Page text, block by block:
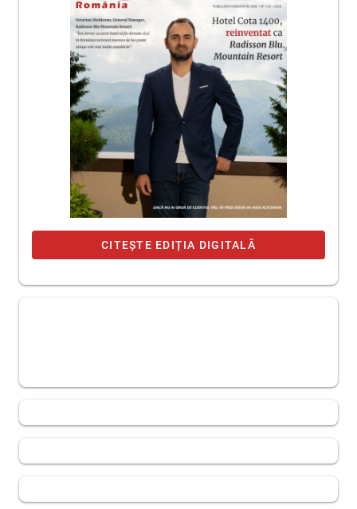
CITEȘTE EDIȚIA DIGITALĂ